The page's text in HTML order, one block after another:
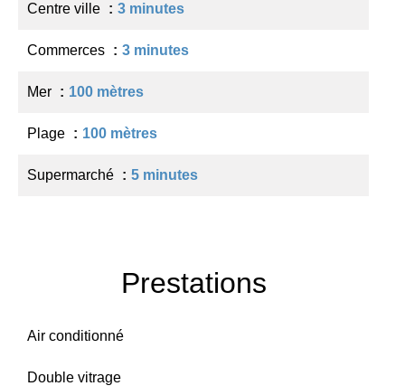
Centre ville 3 minutes
Commerces 3 minutes
Mer 100 mètres
Plage 100 mètres
Supermarché 5 minutes
Prestations
Air conditionné
Double vitrage